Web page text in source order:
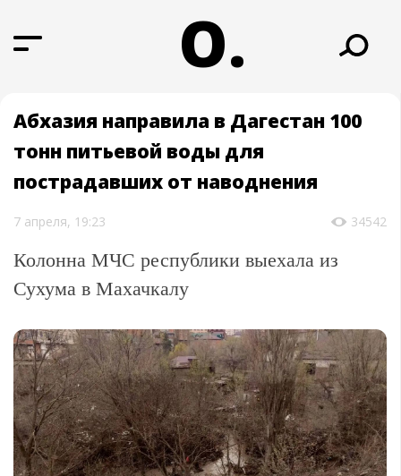
О.
Абхазия направила в Дагестан 100
тонн питьевой воды для
пострадавших от наводнения
7 апреля, 19:23 34542
Колонна МЧС республики выехала из
Сухума в Махачкалу